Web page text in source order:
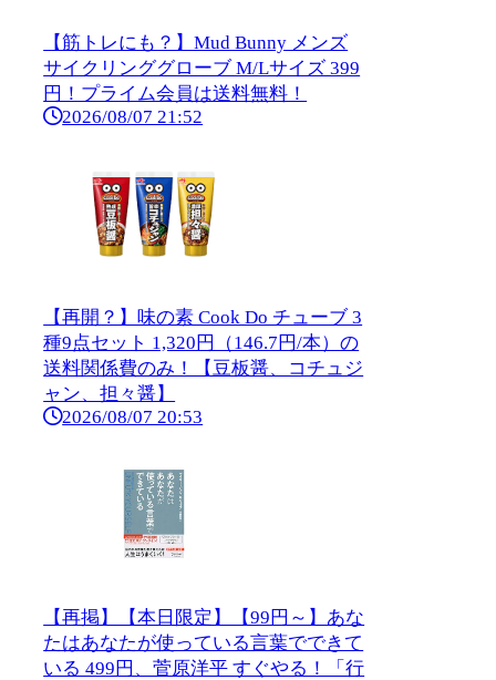
【筋トレにも？】Mud Bunny メンズ
サイクリンググローブ M/Lサイズ 399
円！プライム会員は送料無料！
2026/08/07 21:52
【再開？】味の素 Cook Do チューブ 3
種9点セット 1,320円（146.7円/本）の
送料関係費のみ！【豆板醤、コチュジ
ャン、担々醤】
2026/08/07 20:53
【再掲】【本日限定】【99円～】あな
たはあなたが使っている言葉でできて
いる 499円、菅原洋平 すぐやる！「行